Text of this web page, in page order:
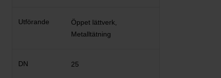
Öppet lättverk,
Metalltätning
25